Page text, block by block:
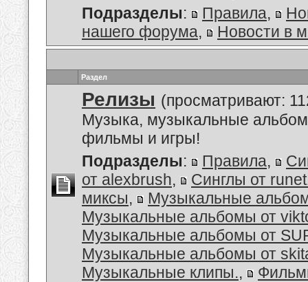
Подразделы: Правила,
нашего форума, Новости в
Раздел
Релизы (просматривают:
Музыка, музыкальные
фильмы и игры!
Подразделы: Правила,
от alexbrush,
Синглы от
миксы,
Музыкальные
Музыкальные альбомы от
Музыкальные альбомы от
Музыкальные альбомы от
Музыкальные клипы.,